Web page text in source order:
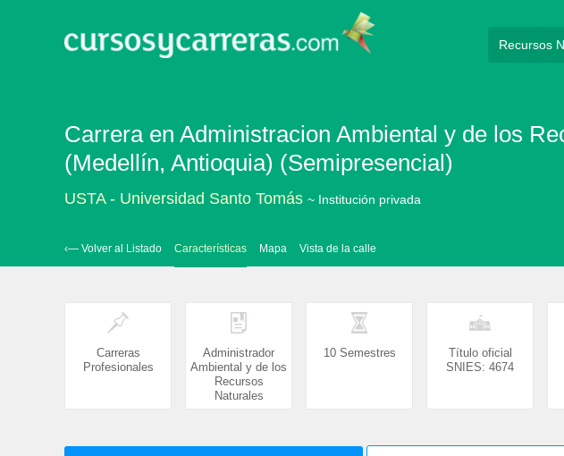
Carrera en Administracion Ambiental y de los
(Medellín, Antioquia) (Semipresencial)
USTA - Universidad Santo Tomás ~ Institución privada
‹— Volver al Listado Características Mapa Vista de la calle
Carreras
Profesionales
Administrador
Ambiental y de los
Recursos
Naturales
10 Semestres
Título oficial
SNIES: 4674